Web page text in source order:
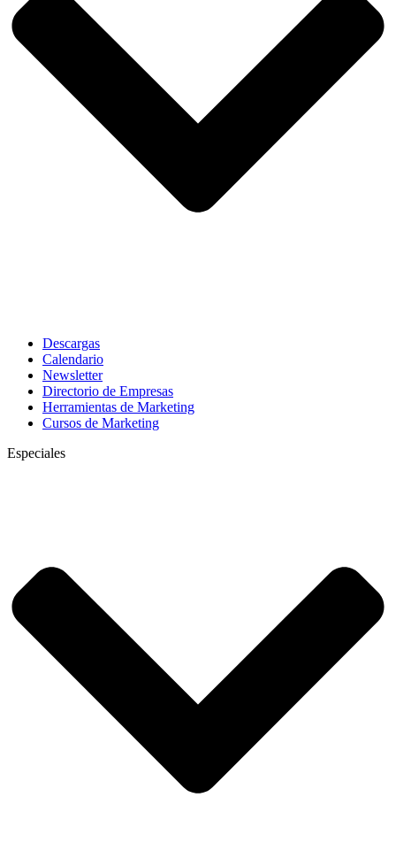
Descargas
Calendario
Newsletter
Directorio de Empresas
Herramientas de Marketing
Cursos de Marketing
Especiales